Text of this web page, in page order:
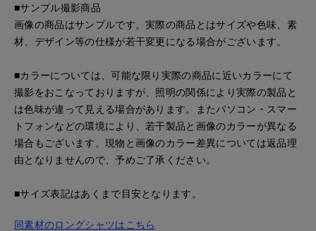
■サンプル撮影商品
画像の商品はサンプルです。実際の商品とはサイズや色味、素
材、デザイン等の仕様が若干変更になる場合がございます。
■カラーについては、可能な限り実際の商品に近いカラーにて
撮影をおこなっておりますが、照明の関係により実際の製品と
は色味が違って見える場合があります。またパソコン・スマー
トフォンなどの環境により、若干製品と画像のカラーが異なる
場合もございます。現物と画像のカラー差異については返品理
由となりませんので、予めご了承ください。
■サイズ表記はあくまで目安となります。
同素材のロングシャツはこちら